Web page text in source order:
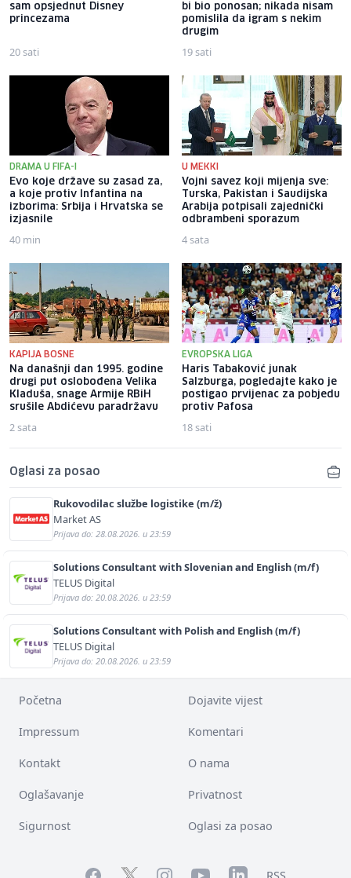
sam opsjednut Disney
princezama
20 sati
bi bio ponosan; nikada nisam
pomislila da igram s nekim
drugim
19 sati
DRAMA U FIFA-I
Evo koje države su zasad za,
a koje protiv Infantina na
izborima: Srbija i Hrvatska se
izjasnile
40 min
U MEKKI
Vojni savez koji mijenja sve:
Turska, Pakistan i Saudijska
Arabija potpisali zajednički
odbrambeni sporazum
4 sata
KAPIJA BOSNE
Na današnji dan 1995. godine
drugi put oslobođena Velika
Kladuša, snage Armije RBiH
srušile Abdićevu paradržavu
2 sata
EVROPSKA LIGA
Haris Tabaković junak
Salzburga, pogledajte kako je
postigao prvijenac za pobjedu
protiv Pafosa
18 sati
Oglasi za posao
Rukovodilac službe logistike (m/ž)
Market AS
Prijava do: 28.08.2026. u 23:59
Solutions Consultant with Slovenian and English (m/f)
TELUS Digital
Prijava do: 20.08.2026. u 23:59
Solutions Consultant with Polish and English (m/f)
TELUS Digital
Prijava do: 20.08.2026. u 23:59
Početna Dojavite vijest
Impressum Komentari
Kontakt O nama
Oglašavanje Privatnost
Sigurnost Oglasi za posao
FacebookTwitterInstagramYouTubeLinkedIn